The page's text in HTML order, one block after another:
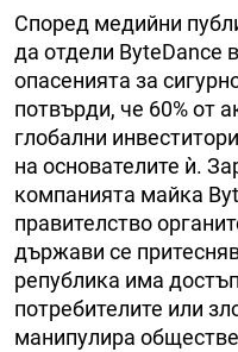
Според медийни
да отдели ByteDance
опасенията за
потвърди, че 60% от
глобални
на основателите ѝ.
компанията майка
правителство
държави се
република има
потребителите или
манипулира